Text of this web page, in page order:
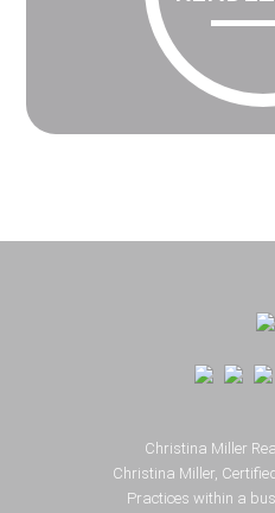
Christina Miller
Christina Miller,
Practices within a